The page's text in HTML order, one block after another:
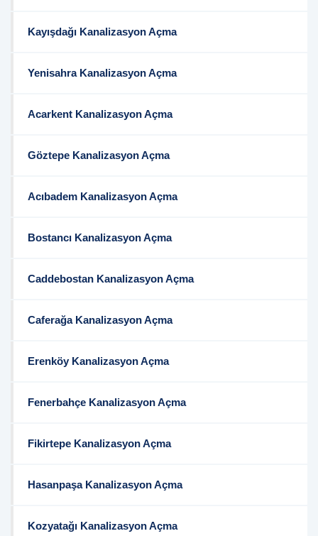
Kayışdağı Kanalizasyon Açma
Yenisahra Kanalizasyon Açma
Acarkent Kanalizasyon Açma
Göztepe Kanalizasyon Açma
Acıbadem Kanalizasyon Açma
Bostancı Kanalizasyon Açma
Caddebostan Kanalizasyon Açma
Caferağa Kanalizasyon Açma
Erenköy Kanalizasyon Açma
Fenerbahçe Kanalizasyon Açma
Fikirtepe Kanalizasyon Açma
Hasanpaşa Kanalizasyon Açma
Kozyatağı Kanalizasyon Açma